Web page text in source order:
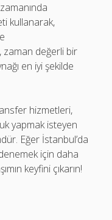
kullanarak,
zaman değerli bir
en iyi şekilde
hizmetleri,
yapmak isteyen
Eğer İstanbul’da
için daha
keyfini çıkarın!